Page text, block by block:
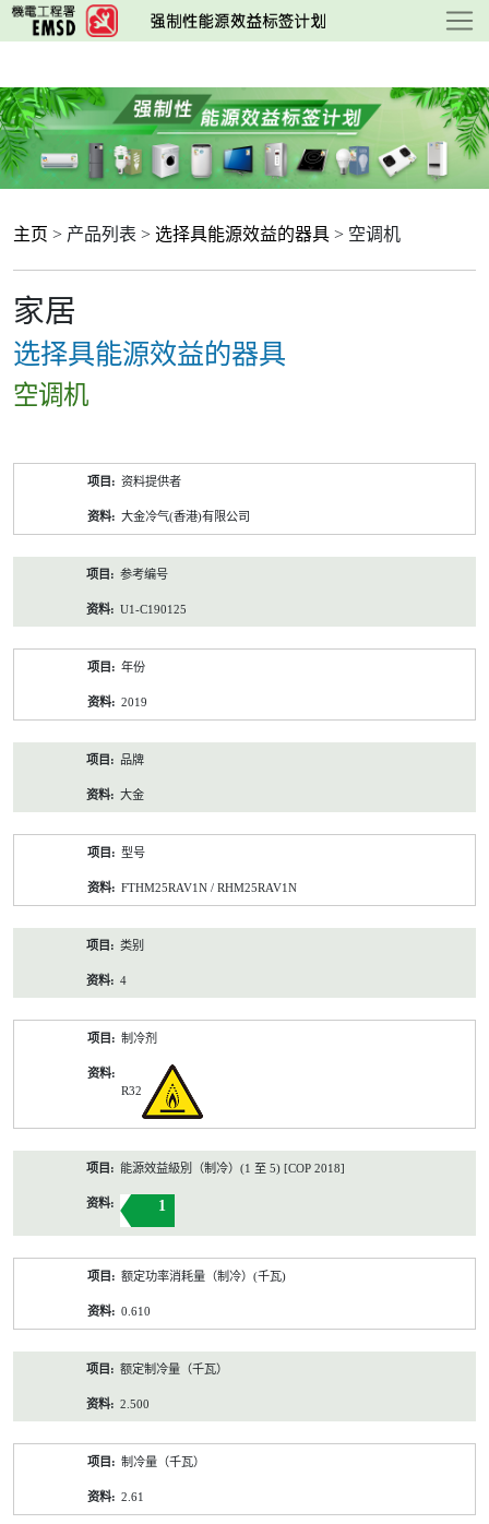
跳
至
要
内
容
主页 > 产品列表 > 选择具能源效益的器具 > 空调机
家居
选择具能源效益的器具
空调机
资料提供者
大金冷气(香港)有限公司
参考编号
U1-C190125
年份
2019
品牌
大金
型号
FTHM25RAV1N / RHM25RAV1N
类别
4
制冷剂
R32
能源效益級別（制冷）(1 至 5) [COP 2018]
1
额定功率消耗量（制冷）(千瓦)
0.610
额定制冷量（千瓦）
2.500
制冷量（千瓦）
2.61